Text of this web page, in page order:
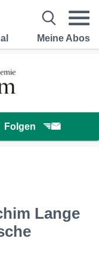
Meine Abos
Folgen
Lange